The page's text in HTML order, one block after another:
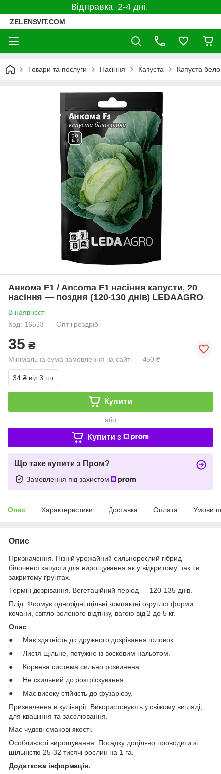
Відправка 2-4 дні.
ZELENSVIT.COM
Товари та послуги Насіння Капуста Капуста
Анкома F1 / Ancoma F1 насіння капусти, 20
насіння — поздня (120-130 днів) LEDAAGRO
В наявності
Код: 16563
Опт і роздріб
35 ₴
Мінімальна сума замовлення на сайті — 450 ₴
34 ₴ від 3 шт.
Купити
або
Купити з
Що таке купити з Пром?
Замовлення під захистом
Опис Характеристики Доставка Оплата Умови
Опис
Призначення. Пізній урожайний сильнорослий гібрид
білоченої капусти для вирощування як у відкритому, так і в
закритому ґрунтах.
Термін дозрівання. Вегетаційний період — 120-135 днів.
Плід. Формує однорідні щільні компактні округлої форми
кочани, світло-зеленого відтінку, вагою від 2 до 5 кг.
Опис
● Має здатність до дружного дозрівання головок.
● Листя щільне, потужне із восковим нальотом.
● Корнева система сильно розвинена.
● Не схильний до розтріскування.
● Має високу стійкість до фузаріозу.
Призначення в кулінарії. Використовують у свіжому вигляді,
для квашіння та засолювання.
Має чудові смакові якості.
Особливості вирощування. Посадку доцільно проводити зі
щільністю 25-32 тисячі рослин на 1 га.
Додаткова інформація.